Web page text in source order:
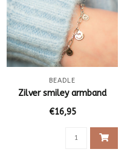
BEADLE
Zilver smiley armband
€16,95